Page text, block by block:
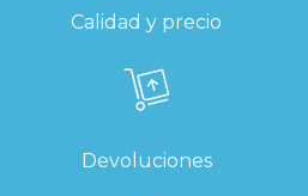
Calidad y precio
Devoluciones